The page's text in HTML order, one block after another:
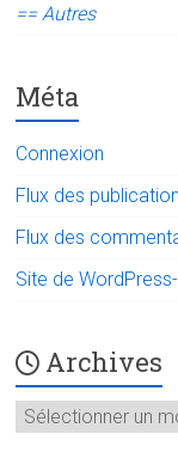
== Autres
Méta
Connexion
Flux des
Flux des
Site de
Archives
Archives